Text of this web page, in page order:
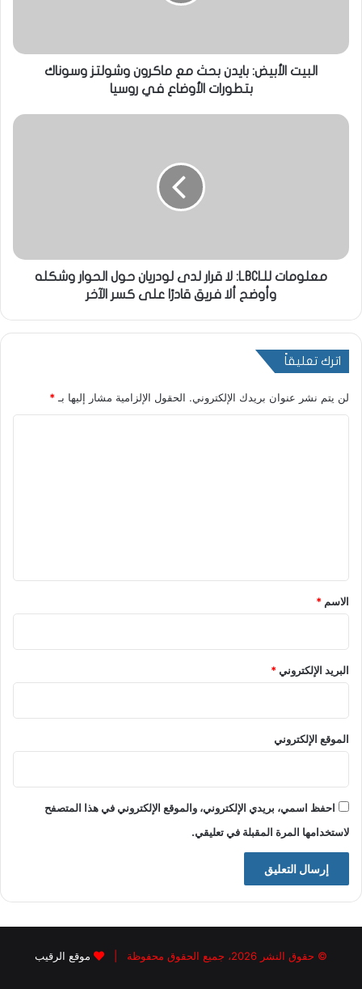
البيت الأبيض: بايدن بحث مع ماكرون وشولتز وسوناك
بتطورات الأوضاع في روسيا
معلومات للـLBCI: لا قرار لدى لودريان حول الحوار وشكله
وأوضح ألا فريق قادرًا على كسر الآخر
اترك تعليقاً
لن يتم نشر عنوان بريدك الإلكتروني. الحقول الإلزامية مشار إليها بـ*
*
الاسم *
البريد الإلكتروني*
الموقع الإلكتروني
احفظ اسمي، بريدي الإلكتروني، والموقع الإلكتروني في هذا المتصفح
لاستخدامها المرة المقبلة في تعليقي.
© حقوق النشر 2026، جميع الحقوق محفوظة | موقع الرقيب